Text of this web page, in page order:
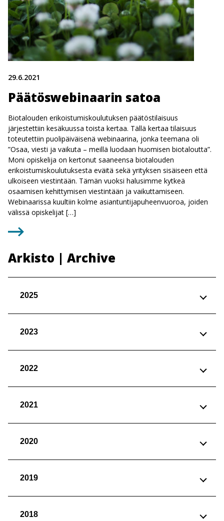
29.6.2021
Päätöswebinaarin satoa
Biotalouden erikoistumiskoulutuksen päätöstilaisuus
järjestettiin kesäkuussa toista kertaa. Tällä kertaa tilaisuus
toteutettiin puolipäiväisenä webinaarina, jonka teemana oli
”Osaa, viesti ja vaikuta – meillä luodaan huomisen biotaloutta”.
Moni opiskelija on kertonut saaneensa biotalouden
erikoistumiskoulutuksesta eväitä sekä yrityksen sisäiseen että
ulkoiseen viestintään. Tämän vuoksi halusimme kytkeä
osaamisen kehittymisen viestintään ja vaikuttamiseen.
Webinaarissa kuultiin kolme asiantuntijapuheenvuoroa, joiden
välissä opiskelijat […]
Arkisto | Archive
2025
2023
2022
2021
2020
2019
2018